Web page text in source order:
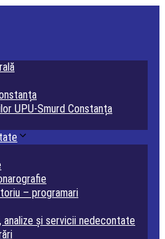
UPU-Smurd Constanța
– programari
și servicii nedecontate